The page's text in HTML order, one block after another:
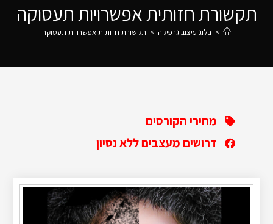
תקשורת חזותית אפשרויות תעסוקה
> בלוג עיצוב גרפיקה > תקשורת חזותית אפשרויות תעסוקה
מחירי הקורסים
דרושים מעצבים ללא נסיון